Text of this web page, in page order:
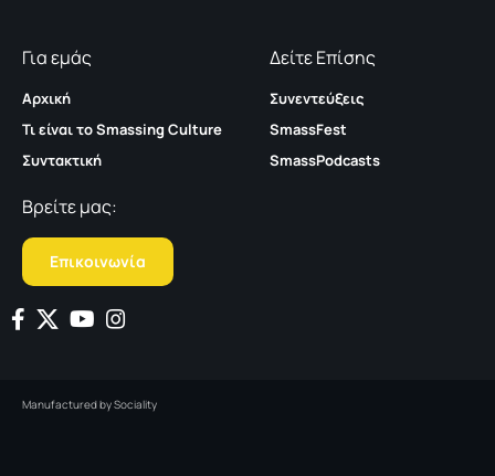
Για εμάς
Αρχική
Τι είναι το Smassing Culture
Συντακτική
Δείτε Επίσης
Συνεντεύξεις
SmassFest
SmassPodcasts
Βρείτε μας:
Επικοινωνία
Manufactured bySociality